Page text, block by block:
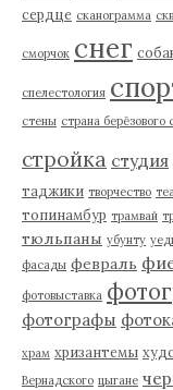
сердце сканограмма
сморчок снег
спелестология
стены страна берёзового
стройка студия
таджики творчество
топинамбур трамвай
тюльпаны убунту
фасады февраль
фотовыставка
фотографы
храм хризантемы
Вернадского цыгане